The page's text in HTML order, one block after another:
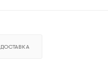
ДОСТАВКА